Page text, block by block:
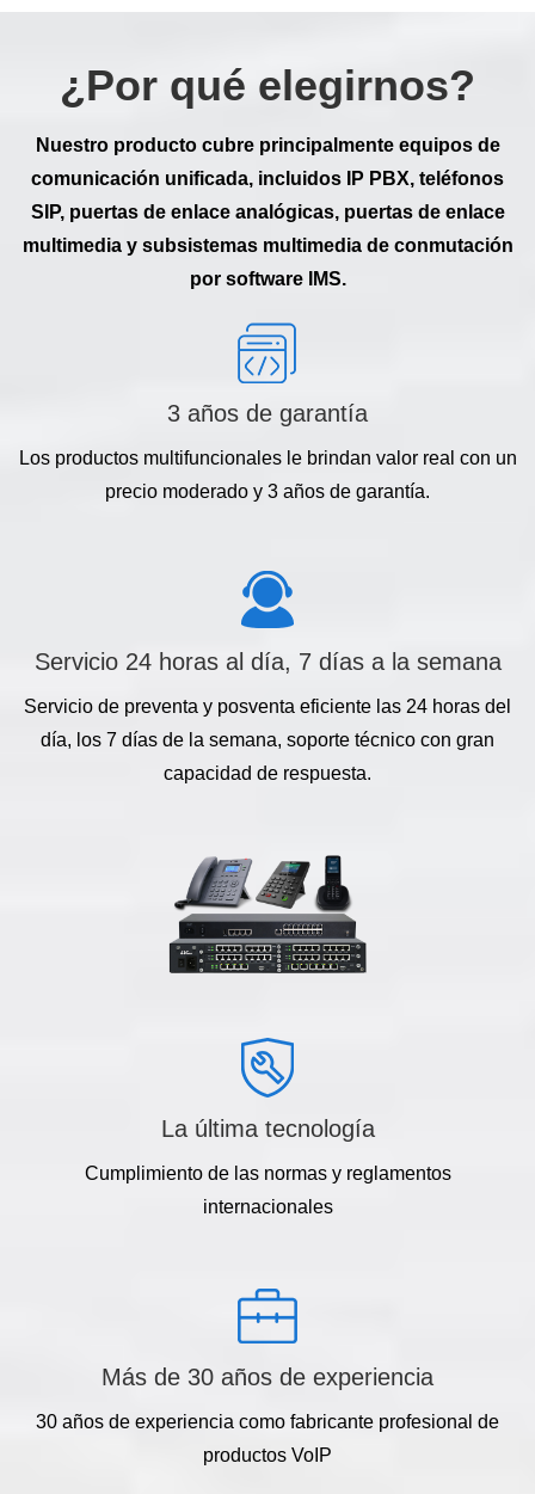
¿Por qué elegirnos?
Nuestro producto cubre principalmente equipos de
comunicación unificada, incluidos IP PBX, teléfonos
SIP, puertas de enlace analógicas, puertas de enlace
multimedia y subsistemas multimedia de conmutación
por software IMS.
3 años de garantía
Los productos multifuncionales le brindan valor real con un
precio moderado y 3 años de garantía.
Servicio 24 horas al día, 7 días a la semana
Servicio de preventa y posventa eficiente las 24 horas del
día, los 7 días de la semana, soporte técnico con gran
capacidad de respuesta.
La última tecnología
Cumplimiento de las normas y reglamentos
internacionales
Más de 30 años de experiencia
30 años de experiencia como fabricante profesional de
productos VoIP